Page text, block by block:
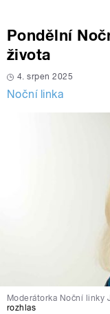
Pondělní
života
4. srpen 2025
Noční linka
Moderátorka Noční linky
rozhlas